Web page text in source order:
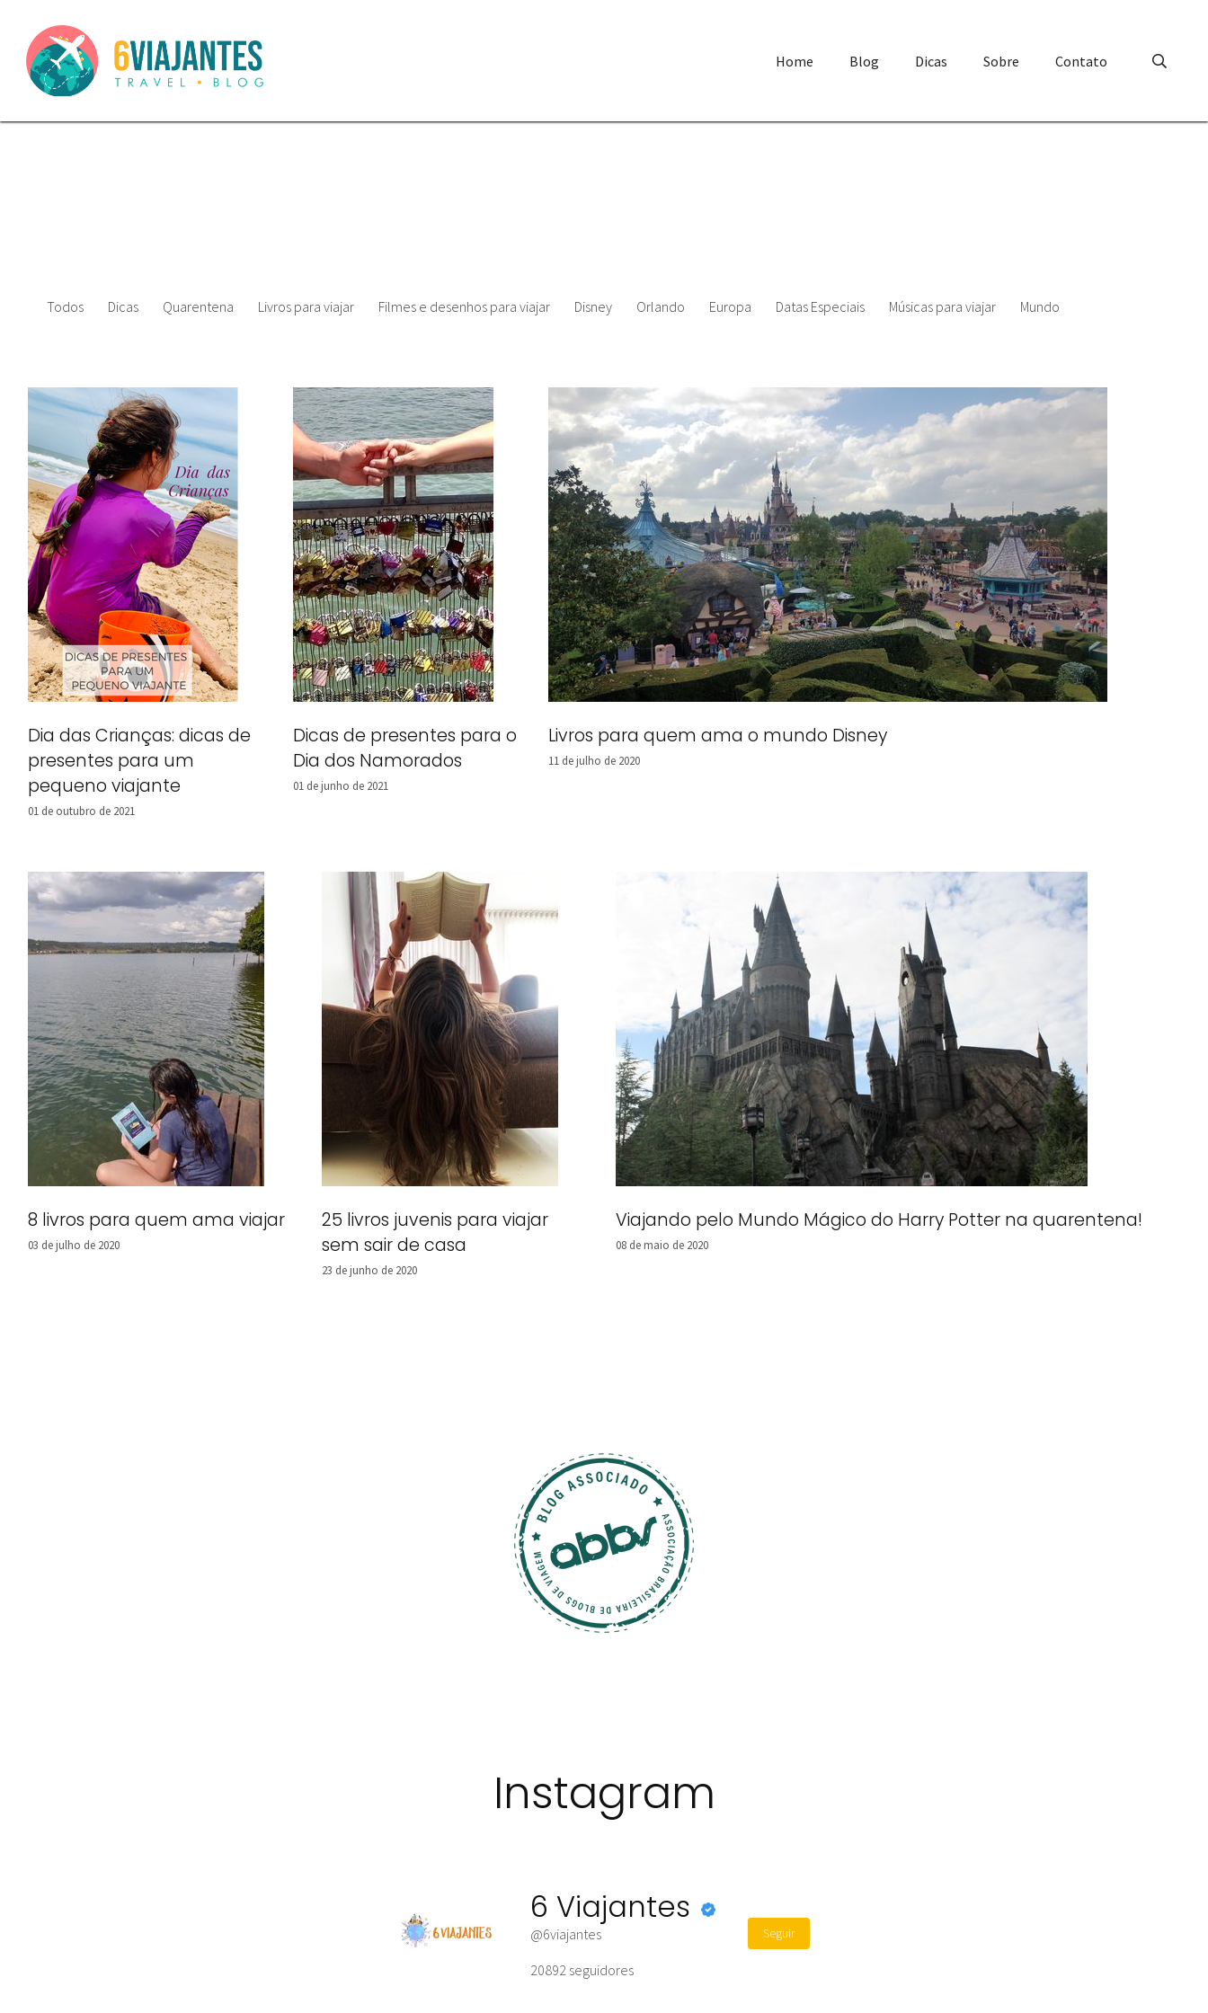
Home Blog Dicas Sobre Contato
Todos Dicas Quarentena Livros para viajar Filmes e desenhos para viajar Disney Orlando Europa Datas Especiais Músicas para viajar Mundo
Dia das Crianças: dicas de
presentes para um
pequeno viajante
01 de outubro de 2021
Dicas de presentes para o
Dia dos Namorados
01 de junho de 2021
Livros para quem ama o mundo Disney
11 de julho de 2020
8 livros para quem ama viajar
03 de julho de 2020
25 livros juvenis para viajar
sem sair de casa
23 de junho de 2020
Viajando pelo Mundo Mágico do Harry Potter na quarentena!
08 de maio de 2020
Instagram
6 Viajantes
@6viajantes
20892 seguidores
Seguir